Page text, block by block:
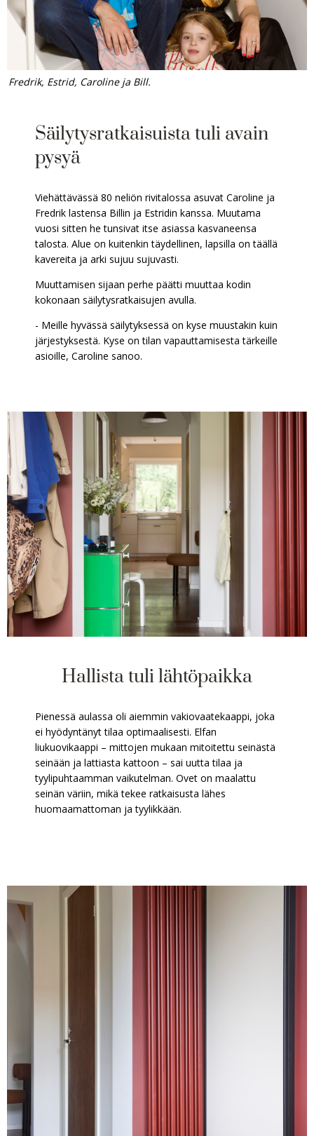
Fredrik, Estrid, Caroline ja Bill.
Säilytysratkaisuista tuli avain
pysyä
Viehättävässä 80 neliön rivitalossa asuvat Caroline ja
Fredrik lastensa Billin ja Estridin kanssa. Muutama
vuosi sitten he tunsivat itse asiassa kasvaneensa
talosta. Alue on kuitenkin täydellinen, lapsilla on täällä
kavereita ja arki sujuu sujuvasti.
Muuttamisen sijaan perhe päätti muuttaa kodin
kokonaan säilytysratkaisujen avulla.
- Meille hyvässä säilytyksessä on kyse muustakin kuin
järjestyksestä. Kyse on tilan vapauttamisesta tärkeille
asioille, Caroline sanoo.
Hallista tuli lähtöpaikka
Pienessä aulassa oli aiemmin vakiovaatekaappi, joka
ei hyödyntänyt tilaa optimaalisesti. Elfan
liukuovikaappi – mittojen mukaan mitoitettu seinästä
seinään ja lattiasta kattoon – sai uutta tilaa ja
tyylipuhtaamman vaikutelman. Ovet on maalattu
seinän väriin, mikä tekee ratkaisusta lähes
huomaamattoman ja tyylikkään.